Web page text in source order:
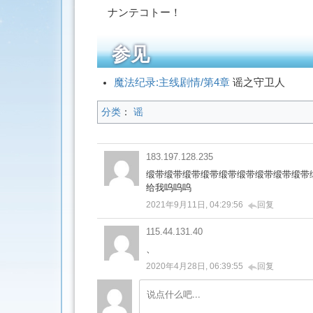
ナンテコトー！
参见
魔法纪录:主线剧情/第4章谣之守卫人
分类 ： 谣
183.197.128.235
缎带缎带缎带缎带缎带缎带缎带缎带缎
给我呜呜呜
2021年9月11日, 04:29:56 回复
115.44.131.40
、
2020年4月28日, 06:39:55 回复